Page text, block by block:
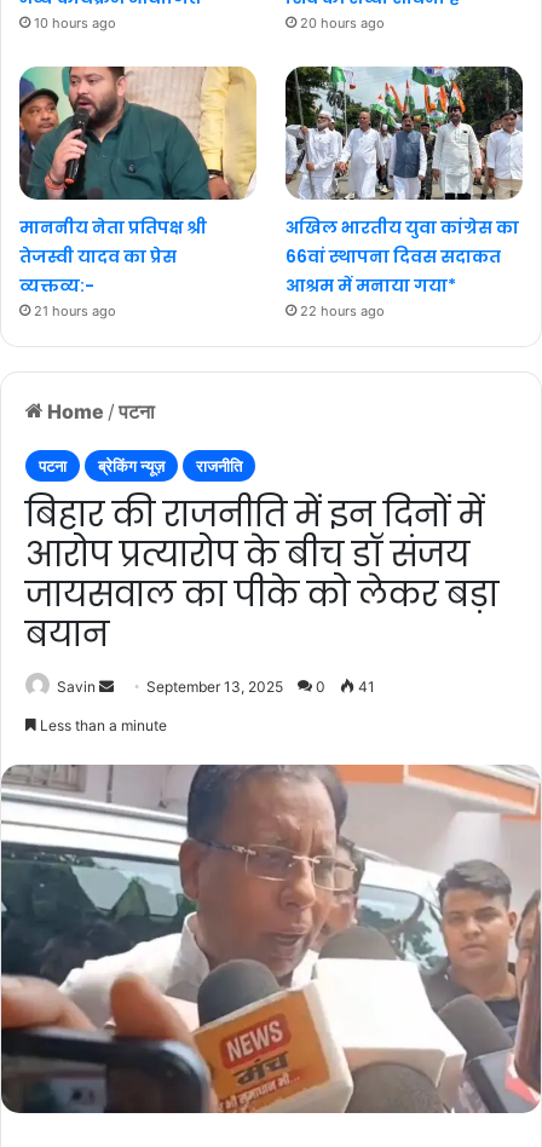
Home / पटना
पटना ब्रेकिंग न्यूज़ राजनीति
बिहार की राजनीति में इन दिनों में
आरोप प्रत्यारोप के बीच डॉ संजय
जायसवाल का पीके को लेकर बड़ा
बयान
Savin
SendSeptember 13, 2025 0 41
Less than a minute
10 hours ago 20 hours ago
माननीय नेता प्रतिपक्ष श्री
तेजस्वी यादव का प्रेस
व्यक्तव्य:-
21 hours ago
अखिल भारतीय युवा कांग्रेस का
66वां स्थापना दिवस सदाकत
आश्रम में मनाया गया*
22 hours ago